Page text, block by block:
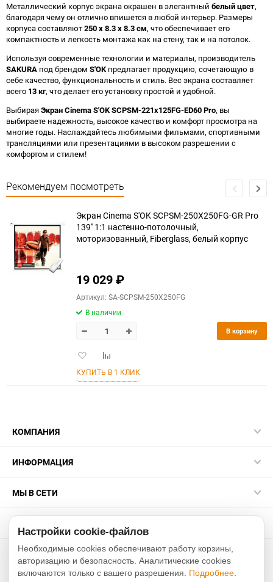
Металлический корпус экрана окрашен в элегантный белый цвет,
благодаря чему он отлично впишется в любой интерьер. Размеры
корпуса составляют250 x 8.3 x 8.3 см, что обеспечивает его
компактность и легкость монтажа как на стену, так и на потолок.
Используя современные технологии и материалы, производитель
SAKURA под брендом S'OKпредлагает продукцию, сочетающую в
себе качество, функциональность и стиль. Вес экрана составляет
всего 13 кг, что делает его установку простой и удобной.
ВыбираяЭкран Cinema S'OK SCPSM-221x125FG-ED60 Pro, вы
выбираете надежность, высокое качество и комфорт просмотра на
многие годы. Наслаждайтесь любимыми фильмами, спортивными
трансляциями или презентациями в высоком разрешении с
комфортом и стилем!
Рекомендуем посмотреть
Экран Cinema S'OK SCPSM-250X250FG-GR Pro
139'' 1:1 настенно-потолочный,
моторизованный, Fiberglass, белый корпус
19 029₽
Артикул: SA-SCPSM-250X250FG
В наличии
Добавить
избранное
Добавить
сравнению
В корзину
КУПИТЬ В 1 КЛИК
КОМПАНИЯ
ИНФОРМАЦИЯ
МЫ В СЕТИ
2015-2026 sakurarussia.ru
Настройки cookie-файлов
Необходимые cookies обеспечивают работу корзины,
авторизацию и безопасность. Аналитические cookies
включаются только с вашего разрешения. Подробнее